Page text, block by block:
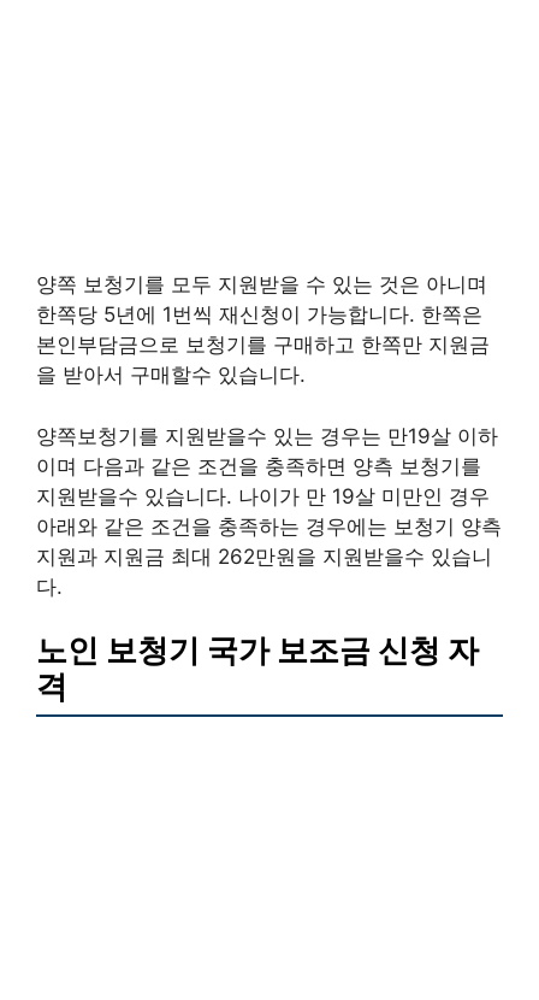
양쪽 보청기를 모두 지원받을 수 있는 것은 아니며
한쪽당 5년에 1번씩 재신청이 가능합니다. 한쪽은
본인부담금으로 보청기를 구매하고 한쪽만 지원금
을 받아서 구매할수 있습니다.
양쪽보청기를 지원받을수 있는 경우는 만19살 이하
이며 다음과 같은 조건을 충족하면 양측 보청기를
지원받을수 있습니다. 나이가 만 19살 미만인 경우
아래와 같은 조건을 충족하는 경우에는 보청기 양측
지원과 지원금 최대 262만원을 지원받을수 있습니
다.
노인 보청기 국가 보조금 신청 자
격